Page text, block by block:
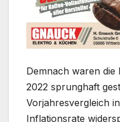
Demnach waren die
2022 sprunghaft
Vorjahresvergleich
Inflationsrate